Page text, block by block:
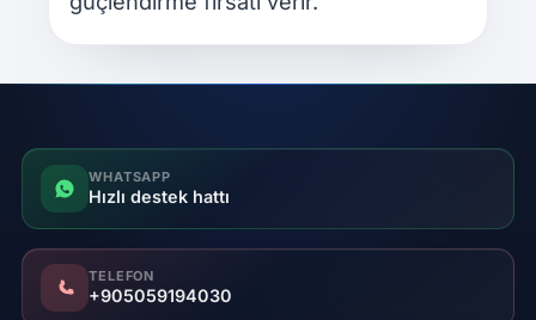
WHATSAPP
Hızlı destek hattı
TELEFON
+905059194030